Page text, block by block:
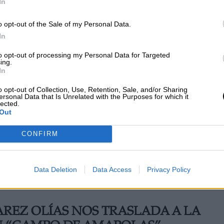
opt-out of the Sale of my Personal Data.
opt-out of processing my Personal Data for Targeted
opt-out of Collection, Use, Retention, Sale, and/or Sharing
Data that Is Unrelated with the Purposes for which it
CONFIRM
Data Deletion Data Access Privacy Policy
El 83% de los alumnos con necesidades
ordinarias
OLÍAS NOS TRASLADA A LA